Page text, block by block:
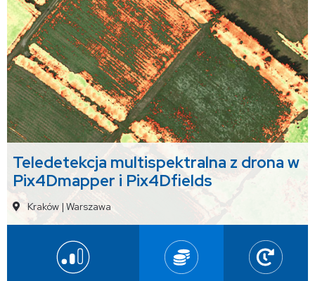
Teledetekcja multispektralna z drona w
Pix4Dmapper i Pix4Dfields
Kraków | Warszawa